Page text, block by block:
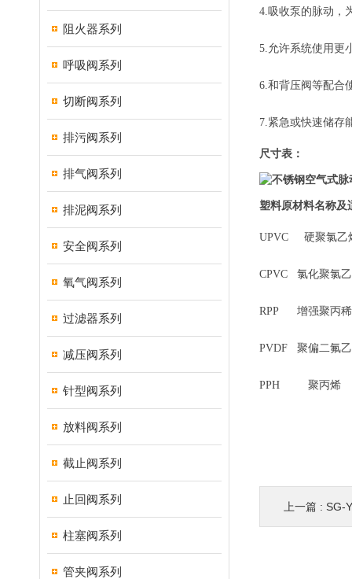
阻火器系列
呼吸阀系列
切断阀系列
排污阀系列
排气阀系列
排泥阀系列
安全阀系列
氧气阀系列
过滤器系列
减压阀系列
针型阀系列
放料阀系列
截止阀系列
止回阀系列
柱塞阀系列
管夹阀系列
4.吸收泵的脉动，
5.允许系统使用更
6.和背压阀等配合
7.紧急或快速储存
尺寸表：
塑料原材料名称及
UPVC 硬聚氯
CPVC 氯化聚氯
RPP 增强聚丙
PVDF 聚偏二氟
PPH 聚丙烯
上一篇 : SG-